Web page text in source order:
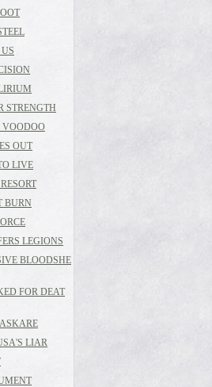
STRENGTH
VOODOO
OUT
LIVE
BURN
LEGIONS
BLOODSHE
FOR DEAT
LIAR